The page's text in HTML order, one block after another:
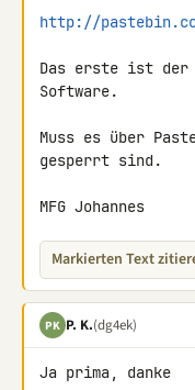
http://
Das erste ist
Software.
Muss es über
gesperrt sind.
MFG Johannes
Markierten Text
PK P. K.(dg4ek)
Ja prima, danke